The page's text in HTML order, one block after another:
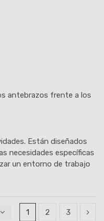
antebrazos frente a los
Están diseñados
necesidades específicas
un entorno de trabajo
bajo 1 2 3